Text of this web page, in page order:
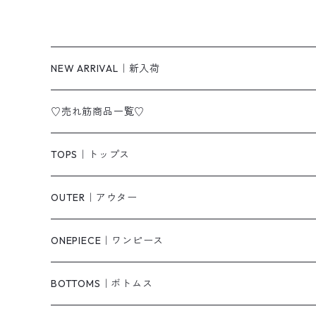
NEW ARRIVAL｜新入荷
♡売れ筋商品一覧♡
TOPS｜トップス
Tシャツ/カットソー
シャツ/ブラウス
ベスト/チョッキ
OUTER｜アウター
ジャケット/ブルゾン
コート
ONEPIECE｜ワンピース
柄
BOTTOMS｜ボトムス